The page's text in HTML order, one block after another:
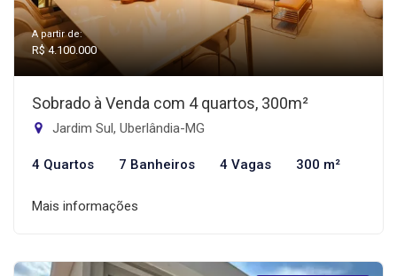
A partir de:
R$ 4.100.000
Sobrado à Venda com 4 quartos, 300m²
Jardim Sul, Uberlândia-MG
4 Quartos 7 Banheiros 4 Vagas 300 m²
Mais informações